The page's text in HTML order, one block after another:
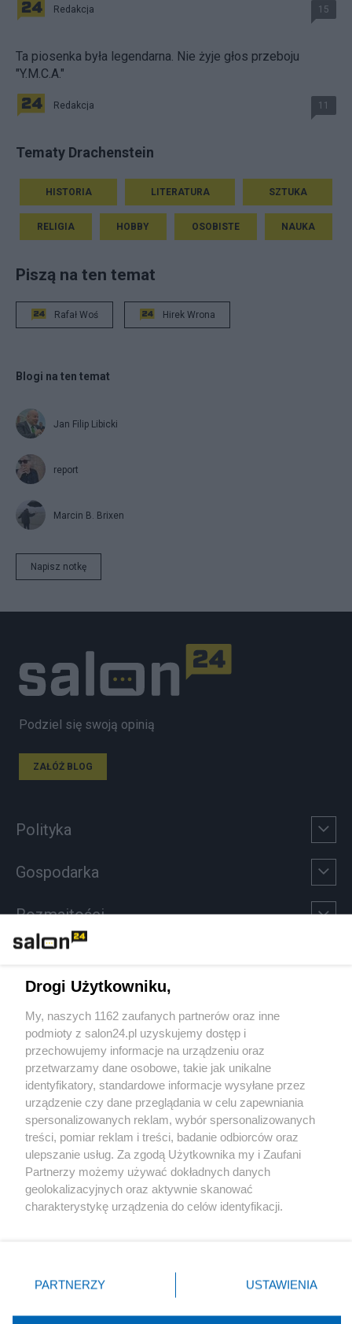
Redakcja 15
Ta piosenka była legendarna. Nie żyje głos przeboju
"Y.M.C.A."
Redakcja 11
Tematy Drachenstein
HISTORIA LITERATURA SZTUKA
RELIGIA HOBBY OSOBISTE NAUKA
Piszą na ten temat
Rafał Woś Hirek Wrona
Blogi na ten temat
Jan Filip Libicki
report
Marcin B. Brixen
Napisz notkę
Podziel się swoją opinią
ZAŁÓŻ BLOG
Polityka
Gospodarka
Rozmaitości
Sport
Społeczeństwo
Kultura
X Facebook Instagram Youtube
Drogi Użytkowniku,
My, naszych 1162 zaufanych partnerów oraz inne
podmioty z salon24.pl uzyskujemy dostęp i
przechowujemy informacje na urządzeniu oraz
przetwarzamy dane osobowe, takie jak unikalne
identyfikatory, standardowe informacje wysyłane przez
urządzenie czy dane przeglądania w celu zapewniania
spersonalizowanych reklam, wybór spersonalizowanych
treści, pomiar reklam i treści, badanie odbiorców oraz
ulepszanie usług. Za zgodą Użytkownika my i Zaufani
Partnerzy możemy używać dokładnych danych
geolokalizacyjnych oraz aktywnie skanować
charakterystykę urządzenia do celów identyfikacji.
zmienić/wycofać klikając przycisk ustawień prywatności
znajdujący się w lewym dolnym rogu strony
rodzaje przetwarzania danych nie wymagają zgody
PARTNERZY USTAWIENIA